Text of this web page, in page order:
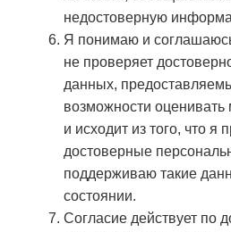
недостоверную
Я понимаю и
не проверяет
данных,
возможности
и исходит из того, что я
достоверные
поддерживаю такие
состоянии.
Согласие действует по